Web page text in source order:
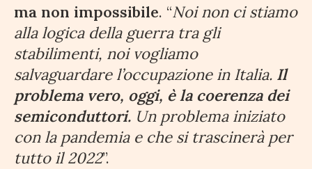
ma non impossibile. “Noi non ci stiamo
alla logica della guerra tra gli
stabilimenti, noi vogliamo
salvaguardare l’occupazione in Italia. Il
problema vero, oggi, è la coerenza dei
semiconduttori. Un problema iniziato
con la pandemia e che si trascinerà per
tutto il 2022”.